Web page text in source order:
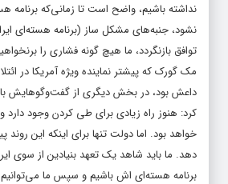
نداشته باشیم، واضح است تا زمانی‌که برنامه
نشود، جنبه‌های مشکل ساز (برنامه هسته‌ای
توافق بازنگردد، ما هیچ‌ گونه فشاری را
مک گورک که پیشتر نماینده ویژه آمریکا در
داعش بود، در بخش دیگری از گفت‌وگوهایش با
کرد: هنوز راه زیادی برای طی کردن وجود دارد
خواهد بود. اما دولت تنها برای اینکه این روند
دهد. ما باید شاهد یک تعهد بنیادین از سوی
برنامه هسته‌ای اش باشیم و سپس ما می‌توانیم